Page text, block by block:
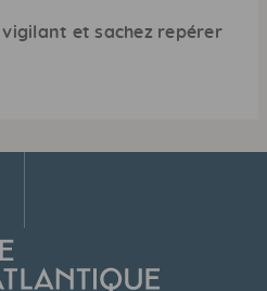
vigilant et sachez repérer